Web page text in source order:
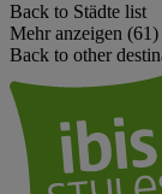
Back to Städte list
Mehr anzeigen (61)
Back to other